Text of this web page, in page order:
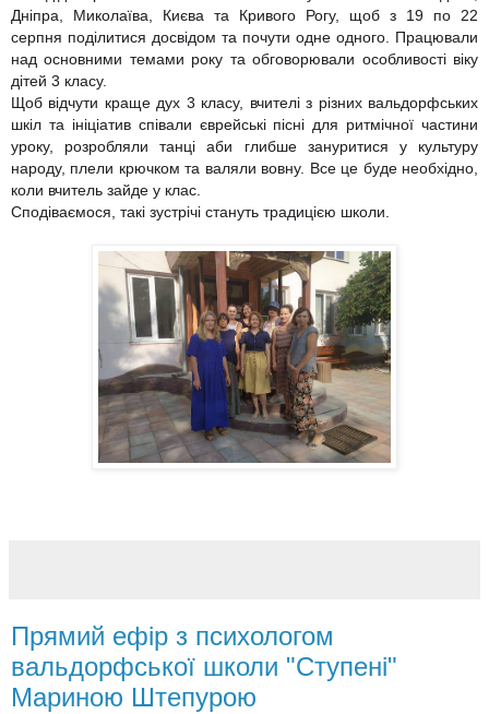
Дніпра, Миколаїва, Києва та Кривого Рогу, щоб з 19 по 22
серпня поділитися досвідом та почути одне одного.
Працювали
над основними темами року та обговорювали особливості віку
дітей 3 класу.
Щоб відчути краще дух 3 класу, вчителі з різних вальдорфських
шкіл та ініціатив співали єврейські пісні для ритмічної частини
уроку, розробляли танці аби глибше зануритися у культуру
народу, плели крючком та валяли вовну. Все це буде необхідно,
коли вчитель зайде у клас.
Сподіваємося, такі зустрічі стануть традицією школи.
Прямий ефір з психологом
вальдорфської школи "Ступені"
Мариною Штепурою